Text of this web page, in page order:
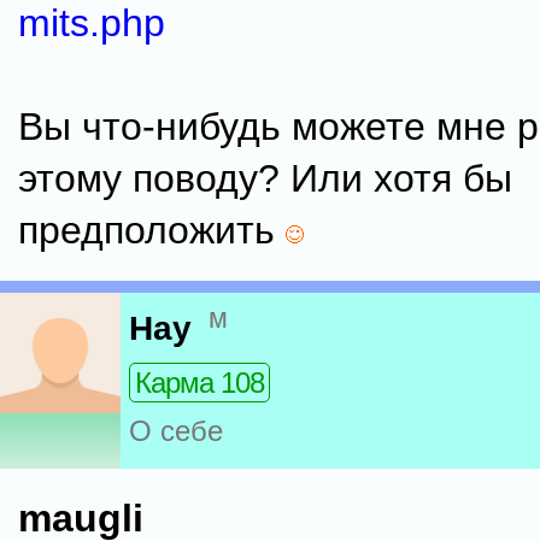
mits.php
Вы что-нибудь можете мне
этому поводу? Или хотя бы
предположить
Нау м
Карма 108
О себе
maugli